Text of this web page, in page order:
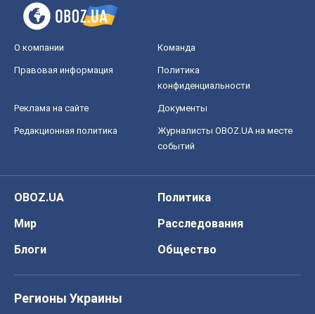
О компании Команда
Правовая информация
Политика
конфиденциальности
Реклама на сайте Документы
Редакционная политика
Журналисты OBOZ.UA на месте
событий
OBOZ.UA
Политика
Мир
Расследования
Блоги
Общество
Регионы Украины